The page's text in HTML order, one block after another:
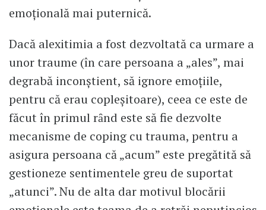
emoţională mai puternică.
Dacă alexitimia a fost dezvoltată ca urmare a
unor traume (în care persoana a „ales”, mai
degrabă inconştient, să ignore emoţiile,
pentru că erau copleşitoare), ceea ce este de
făcut în primul rȃnd este să fie dezvolte
mecanisme de coping cu trauma, pentru a
asigura persoana că „acum” este pregătită să
gestioneze sentimentele greu de suportat
„atunci”. Nu de alta dar motivul blocării